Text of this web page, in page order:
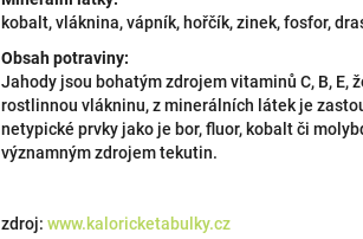
kobalt, vláknina, vápník, hořčík, zinek, fosfor,
Obsah potraviny:
Jahody jsou bohatým zdrojem vitaminů C, B,
rostlinnou vlákninu, z minerálních látek je
netypické prvky jako je bor, fluor, kobalt či
významným zdrojem tekutin.
zdroj: www.kaloricketabulky.cz